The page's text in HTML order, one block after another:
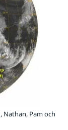
Nathan, Pam och